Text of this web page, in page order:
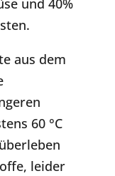
und 40%
aus dem
60 °C
leider